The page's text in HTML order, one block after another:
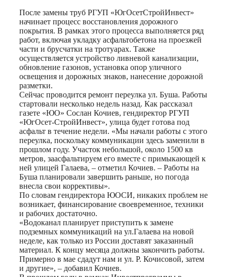
После замены труб РГУП «ЮгОсетСтройИнвест»
начинает процесс восстановления дорожного
покрытия. В рамках этого процесса выполняется ряд
работ, включая укладку асфальтобетона на проезжей
части и брусчатки на тротуарах. Также
осуществляется устройство ливневой канализации,
обновление газонов, установка опор уличного
освещения и дорожных знаков, нанесение дорожной
разметки.
Сейчас проводится ремонт переулка ул. Буша. Работы
стартовали несколько недель назад. Как рассказал
газете «ЮО» Сослан Кочиев, гендиректор РГУП
«ЮгОсет-СтройИнвест», улица будет готова под
асфальт в течение недели. «Мы начали работы с этого
переулка, поскольку коммуникации здесь заменили в
прошлом году. Участок небольшой, около 1500 кв
метров, заасфальтируем его вместе с примыкающей к
ней улицей Галаева, – отметил Кочиев. – Работы на
Буша планировали завершить раньше, но погода
внесла свои коррективы».
По словам гендиректора ЮОСИ, никаких проблем не
возникает, финансирование своевременное, техники
и рабочих достаточно.
«Водоканал планирует приступить к замене
подземных коммуникаций на ул.Галаева на новой
неделе, как только из России доставят заказанный
материал. К концу месяца должны закончить работы.
Примерно в мае сдадут нам и ул. Р. Кочисовой, затем
и другие», – добавил Кочиев.